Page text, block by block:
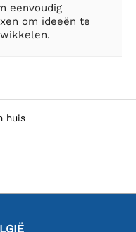
eenvoudig
om ideeën te
huis